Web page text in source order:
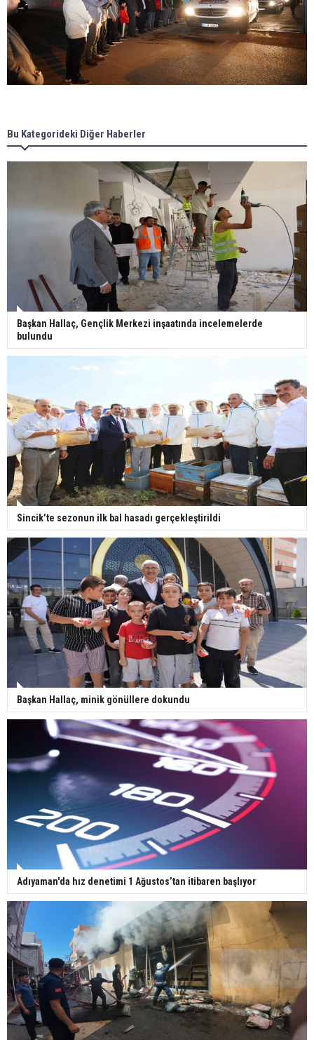
Bu Kategorideki Diğer Haberler
Başkan Hallaç, Gençlik Merkezi inşaatında incelemelerde
bulundu
Sincik’te sezonun ilk bal hasadı gerçekleştirildi
Başkan Hallaç, minik gönüllere dokundu
Adıyaman'da hız denetimi 1 Ağustos’tan itibaren başlıyor